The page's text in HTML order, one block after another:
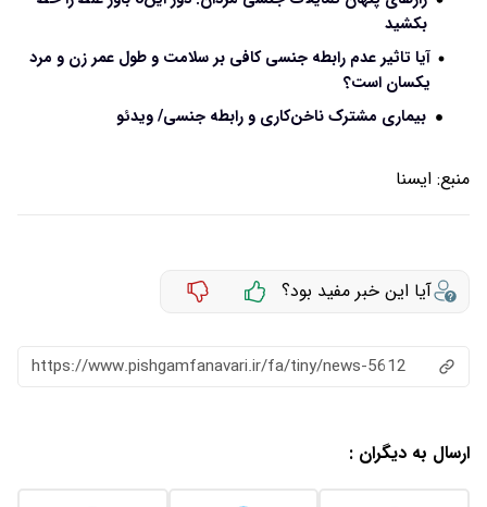
بکشید
آیا تاثیر عدم رابطه جنسی کافی بر سلامت و طول عمر زن و مرد
یکسان است؟
بیماری مشترک ناخن‌کاری و رابطه جنسی/ ویدئو
منبع: ايسنا
آیا این خبر مفید بود؟
https://www.pishgamfanavari.ir/fa/tiny/news-5612
ارسال به دیگران :